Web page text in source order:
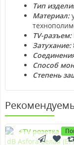
Тип
Материал:
TV-разъем:
Затухание:
Способ
Степень